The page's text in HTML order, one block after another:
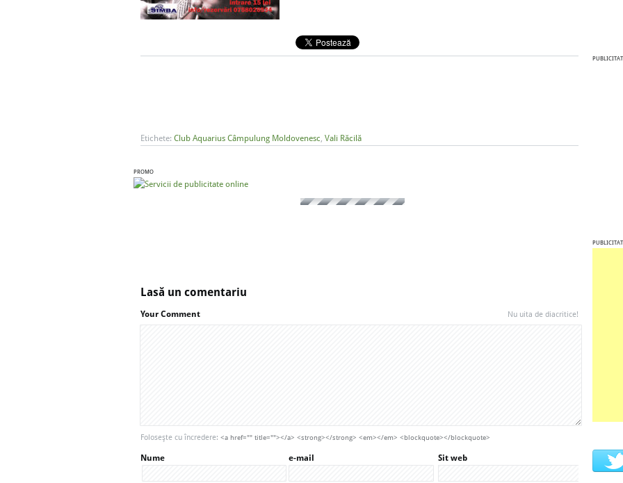
Etichete: Club Aquarius Câmpulung Moldovenesc, Vali Răcilă
PROMO
Lasă un comentariu
Your Comment Nu uita de diacritice!
Foloseşte cu încredere: <a href="" title=""></a> <strong></strong> <em></em> <blockquote></blockquote>
Nume e-mail Sit web